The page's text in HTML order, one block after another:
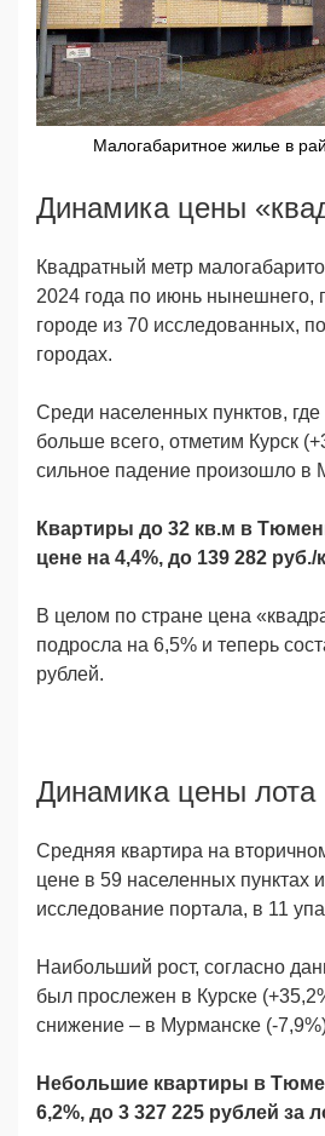
Малогабаритное жилье в
Динамика цены
Квадратный метр
2024 года по июнь нынешнего,
городе из 70 исследованных,
городах.
Среди населенных пунктов,
больше всего, отметим Курск
сильное падение произошло в
Квартиры до 32 кв.м в
цене на 4,4%, до 139 282 руб./
В целом по стране цена
подросла на 6,5% и теперь
рублей.
Динамика цены лота
Средняя квартира на
цене в 59 населенных пунктах
исследование портала, в 11
Наибольший рост, согласно
был прослежен в Курске
снижение – в Мурманске (-
Небольшие квартиры в
6,2%, до 3 327 225 рублей за